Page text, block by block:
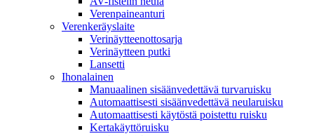
Verenpaineanturi
Verenkeräyslaite
Verinäytteenottosarja
Verinäytteen putki
Lansetti
Ihonalainen
Manuaalinen sisäänvedettävä turvaruisku
Automaattisesti sisäänvedettävä neularuisku
Automaattisesti käytöstä poistettu ruisku
Kertakäyttöruisku